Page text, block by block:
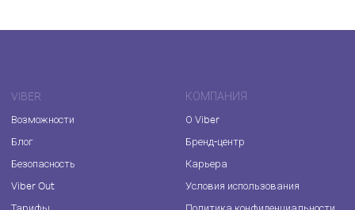
VIBER
Возможности
Блог
Безопасность
Viber Out
КОМПАНИЯ
О Viber
Бренд-центр
Карьера
Условия использования